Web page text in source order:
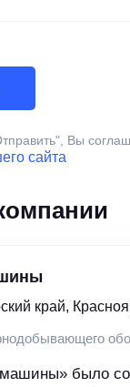
Вы
сайта
край,
было